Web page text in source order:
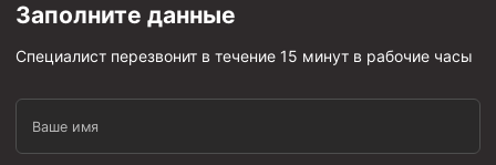
Заполните данные
Специалист перезвонит в течение 15 минут в рабочие часы
Ваше имя